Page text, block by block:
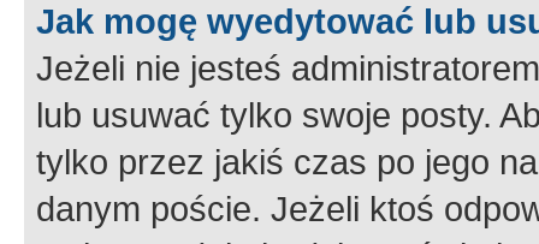
Jak mogę wyedytować lub
Jeżeli nie jesteś
lub usuwać tylko swoje posty.
tylko przez jakiś czas po jego
danym poście. Jeżeli ktoś